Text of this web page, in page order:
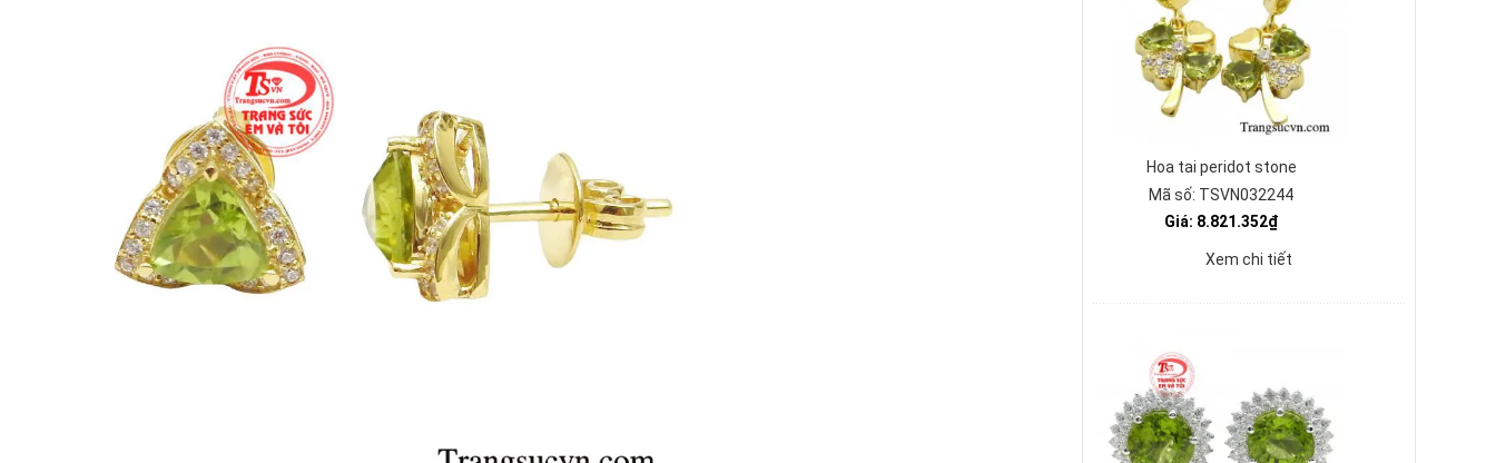
Hoa tai peridot stone
Mã số: TSVN032244
Giá: 8.821.352₫
Xem chi tiết